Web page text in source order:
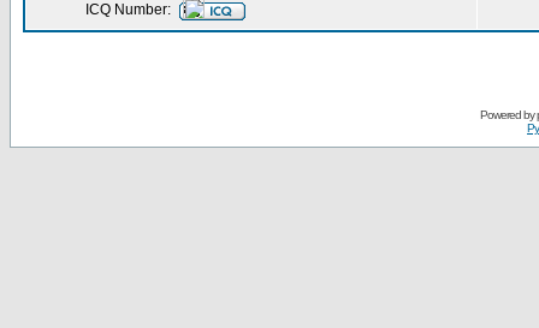
ICQ Number:
Powered by